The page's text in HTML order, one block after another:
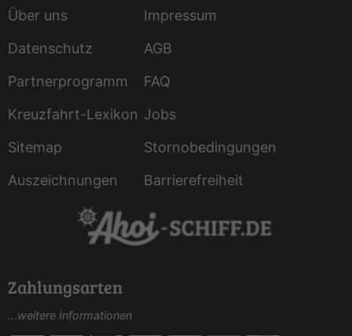
Über uns
Impressum
Datenschutz
AGB
Partnerprogramm
FAQ
Kreuzfahrt-Lexikon Jobs
Sitemap
Stornobedingungen
Auszeichnungen
Barrierefreiheit
Zahlungsarten
...weitere Informationen